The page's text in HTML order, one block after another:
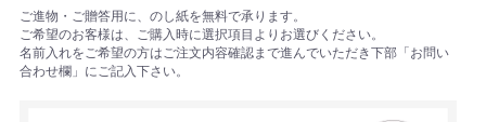
ご進物・ご贈答用に、のし紙を無料で承ります。
ご希望のお客様は、ご購入時に選択項目よりお選びください。
名前入れをご希望の方はご注文内容確認まで進んでいただき下部「お問い
合わせ欄」にご記入下さい。